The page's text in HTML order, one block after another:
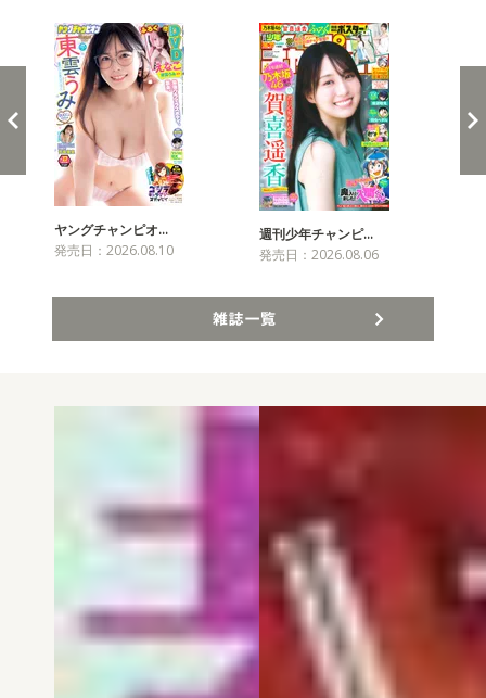
ヤングチャンピオ…
発売日：2026.08.10
週刊少年チャンピ…
発売日：2026.08.06